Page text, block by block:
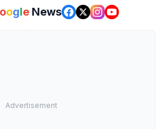
oogle News
Advertisement